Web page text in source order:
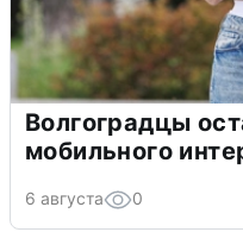
Волгоградцы
мобильного
6 августа 0